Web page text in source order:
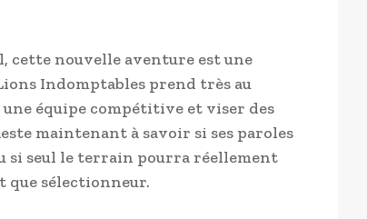
cette nouvelle aventure est une
Indomptables prend très au
équipe compétitive et viser des
maintenant à savoir si ses paroles
si seul le terrain pourra réellement
que sélectionneur.